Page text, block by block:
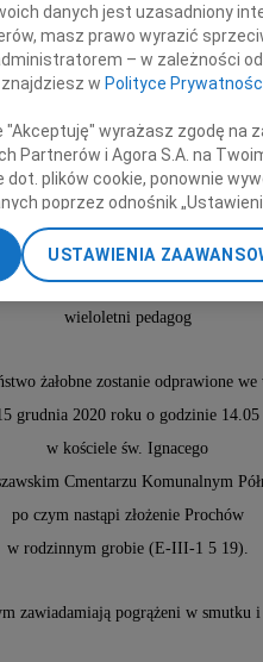
2020 roku zmarła w wieku
Halina Żurek
z domu Bodzoń
wieloletni pedagog
żałobne zostanie odprawione
grudnia 2020 roku o godzinie 14.05
w kościele św. Ignacego
Cmentarzu Komunalnym
po czym nastąpi złożenie Prochów
w rodzinnym grobie (E-III-1 5 19).
zawiadamiają pogrążeni w smutku
danych jest uzasadniony
masz prawo wyrazić
– w zależności
w Polityce
"Akceptuję" wyrażasz zgodę na
Partnerów i Agora S.A. na
dot. plików cookie, ponownie
poprzez odnośnik
Zmiana ustawień
i Agora S.A. możemy
geolokalizacyjnych. Aktywne
informacji na urządzeniu lub
USTAWIENIA